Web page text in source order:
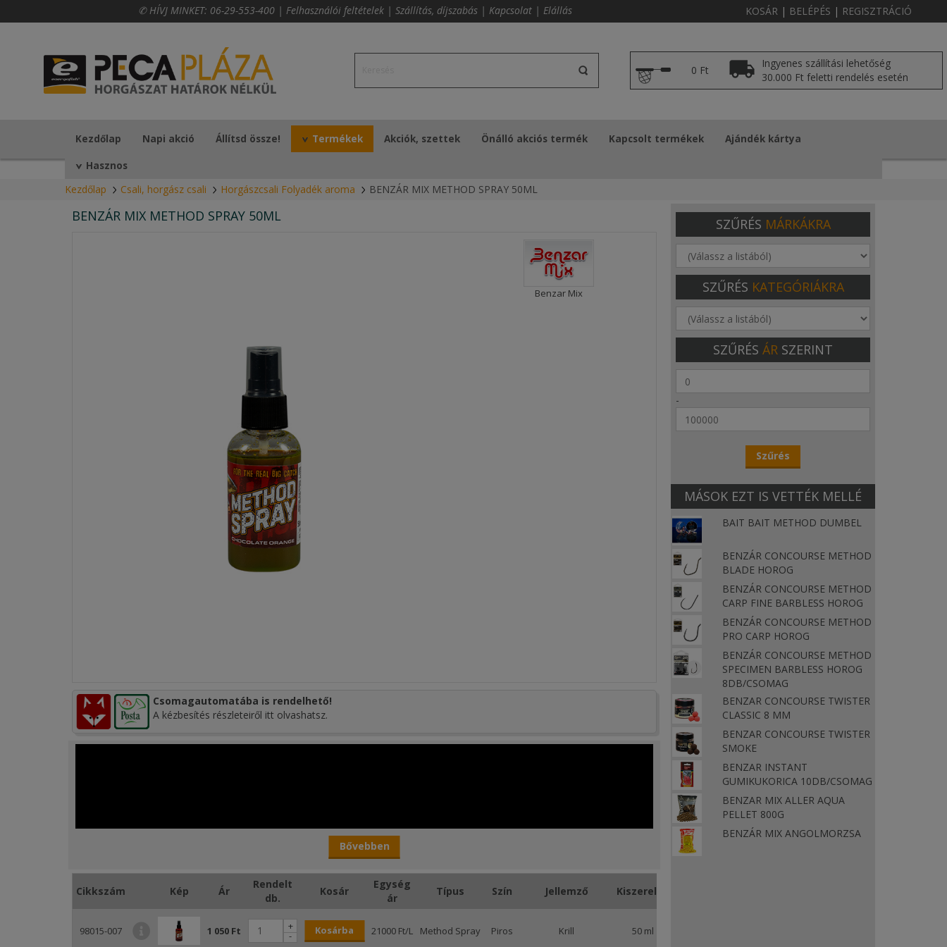
✆ HÍVJ MINKET: 06-29-553-400 | Felhasználói feltételek | Szállítás, díjszabás | Kapcsolat | Elállás KOSÁR | BELÉPÉS | REGISZTRÁCIÓ
0 Ft
Ingyenes szállítási lehetőség
30.000 Ft feletti rendelés esetén
Kezdőlap Napi akció Állítsd össze! Termékek Akciók, szettek Önálló akciós termék Kapcsolt termékek Ajándék kártya
Hasznos
Kezdőlap Csali, horgász csali Horgászcsali Folyadék aroma BENZÁR MIX METHOD SPRAY 50ML
BENZÁR MIX METHOD SPRAY 50ML
Benzar Mix
Csomagautomatába is rendelhető!
A kézbesítés részleteiről itt olvashatsz.
Bővebben
Cikkszám Kép Ár
Rendelt
db.
Kosár
Egység
ár
Típus Szín Jellemző Kiszerelés
98015-007 1 050 Ft -
+ Kosárba 21000 Ft/L Method Spray Piros Krill 50 ml
SZŰRÉS MÁRKÁKRA
SZŰRÉS KATEGÓRIÁKRA
SZŰRÉS ÁR SZERINT
-
MÁSOK EZT IS VETTÉK MELLÉ
BAIT BAIT METHOD DUMBEL
BENZÁR CONCOURSE METHOD
BLADE HOROG
BENZÁR CONCOURSE METHOD
CARP FINE BARBLESS HOROG
BENZÁR CONCOURSE METHOD
PRO CARP HOROG
BENZÁR CONCOURSE METHOD
SPECIMEN BARBLESS HOROG
8DB/CSOMAG
BENZAR CONCOURSE TWISTER
CLASSIC 8 MM
BENZAR CONCOURSE TWISTER
SMOKE
BENZAR INSTANT
GUMIKUKORICA 10DB/CSOMAG
BENZAR MIX ALLER AQUA
PELLET 800G
BENZÁR MIX ANGOLMORZSA